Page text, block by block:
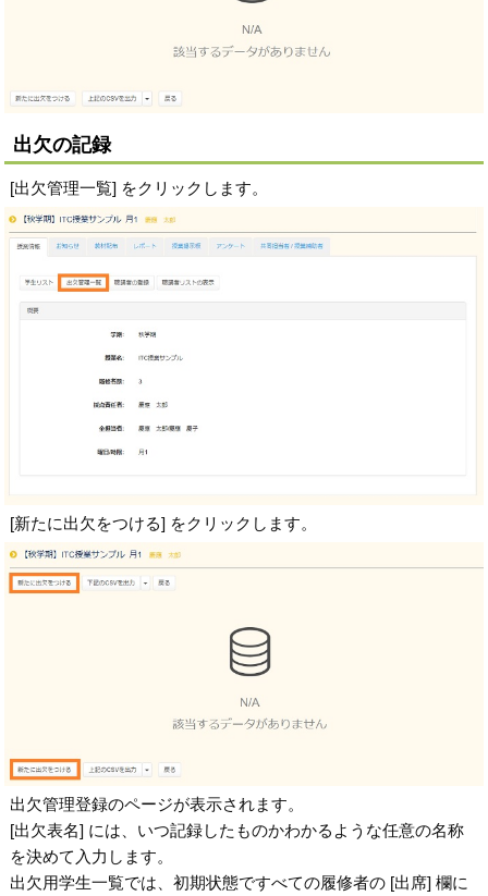
出欠の記録
[出欠管理一覧] をクリックします。
[新たに出欠をつける] をクリックします。
出欠管理登録のページが表示されます。
[出欠表名] には、いつ記録したものかわかるような任意の名称
を決めて入力します。
出欠用学生一覧では、初期状態ですべての履修者の [出席] 欄に